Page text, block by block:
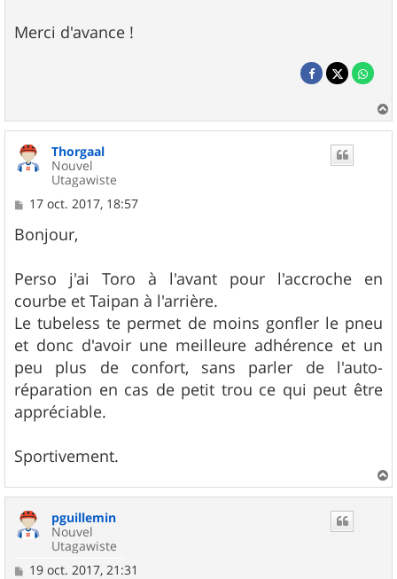
Merci d'avance !
a
Thorgaal
Nouvel
Utagawiste
M
s
s
g
e
17 oct. 2017, 18:57
Bonjour,
Perso j'ai Toro à l'avant pour l'accroche en
courbe et Taipan à l'arrière.
Le tubeless te permet de moins gonfler le pneu
et donc d'avoir une meilleure adhérence et un
peu plus de confort, sans parler de l'auto-
réparation en cas de petit trou ce qui peut être
appréciable.
Sportivement.
a
pguillemin
Nouvel
Utagawiste
M19 oct. 2017, 21:31